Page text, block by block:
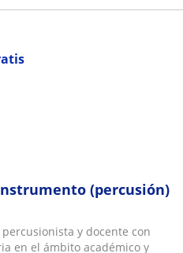
(percusión)
y docente con
en el ámbito académico y